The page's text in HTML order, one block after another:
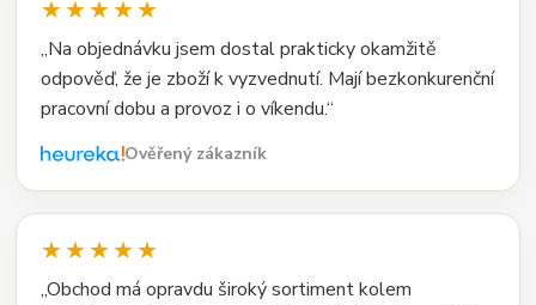
★★★★★
„Na objednávku jsem dostal prakticky okamžitě
odpověď, že je zboží k vyzvednutí. Mají bezkonkurenční
pracovní dobu a provoz i o víkendu.“
Ověřený zákazník
★★★★★
„Obchod má opravdu široký sortiment kolem